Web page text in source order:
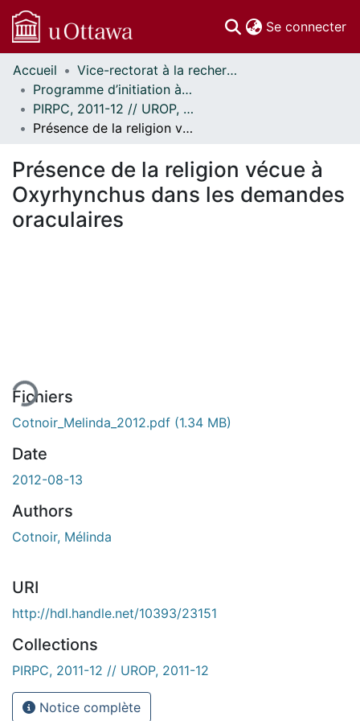
Se connecter
Communautés
et collections
Parcourir
Statistiques
À propos
Accueil
Vice-rectorat à la recherche // Office of the V-P, Research
Programme d’initiation à la recherche au premier cycle (PIRPC) // Undergraduate Research Opportunity Program (UROP)
PIRPC, 2011-12 // UROP, 2011-12
Présence de la religion vécue à Oxyrhynchus dans les demandes oraculaires
Présence de la religion vécue à
Oxyrhynchus dans les demandes
oraculaires
Fichiers
Cotnoir_Melinda_2012.pdf (1.34 MB)
Date
2012-08-13
Authors
Cotnoir, Mélinda
URI
http://hdl.handle.net/10393/23151
Collections
PIRPC, 2011-12 // UROP, 2011-12
Notice complète